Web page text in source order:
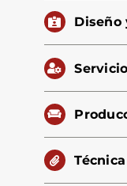
Diseño